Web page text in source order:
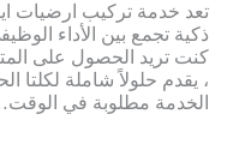
تعد خدمة تركيب ارضيات
ذكية تجمع بين الأداء
كنت تريد الحصول على
، يقدم حلولاً شاملة لكلتا
الخدمة مطلوبة في